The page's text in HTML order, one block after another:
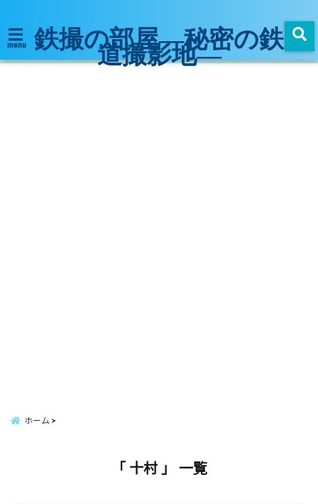
menu 鉄撮の部屋―秘密の鉄
道撮影地―
ホーム
「 十村 」 一覧